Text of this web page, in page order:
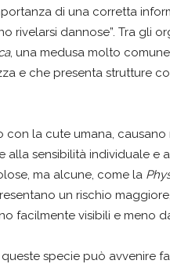
di una corretta
rivelarsi dannose”. Tra gli
, una medusa molto
e che presenta strutture
con la cute umana,
alla sensibilità individuale
ma alcune, come la
un rischio
facilmente visibili e meno
specie può avvenire